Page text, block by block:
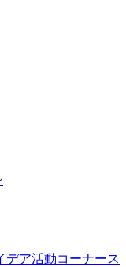
デア活動コーナース